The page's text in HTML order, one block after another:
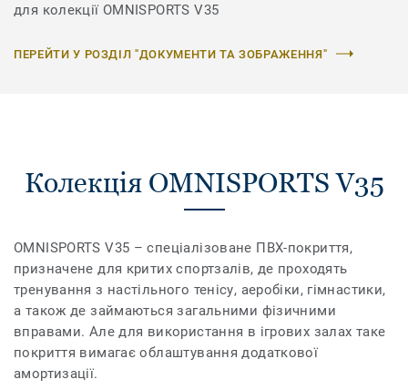
для колекції OMNISPORTS V35
ПЕРЕЙТИ У РОЗДІЛ "ДОКУМЕНТИ ТА ЗОБРАЖЕННЯ"
Колекція OMNISPORTS V35
OMNISPORTS V35 – спеціалізоване ПВХ-покриття,
призначене для критих спортзалів, де проходять
тренування з настільного тенісу, аеробіки, гімнастики,
а також де займаються загальними фізичними
вправами. Але для використання в ігрових залах таке
покриття вимагає облаштування додаткової
амортизації.